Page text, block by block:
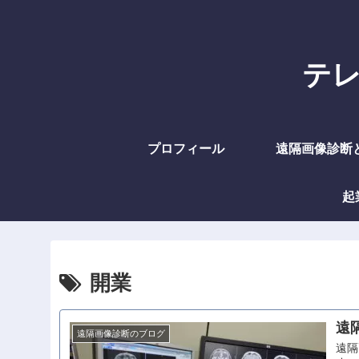
テ
プロフィール 遠隔画像診断
起
開業
遠隔画像診断のブログ 遠
遠